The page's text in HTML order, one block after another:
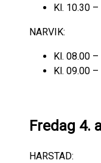
Kl. 10.30
NARVIK:
Kl. 08.00
Kl. 09.00
Fredag 4.
HARSTAD: